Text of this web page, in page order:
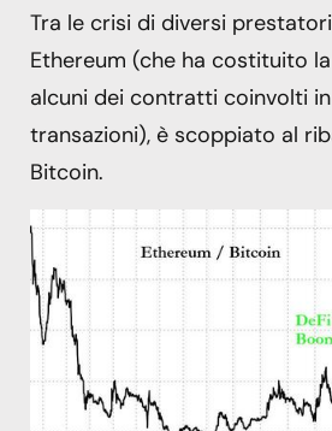
Tra le crisi di diversi
Ethereum (che ha costituito
alcuni dei contratti coinvolti
transazioni), è scoppiato al
Bitcoin.